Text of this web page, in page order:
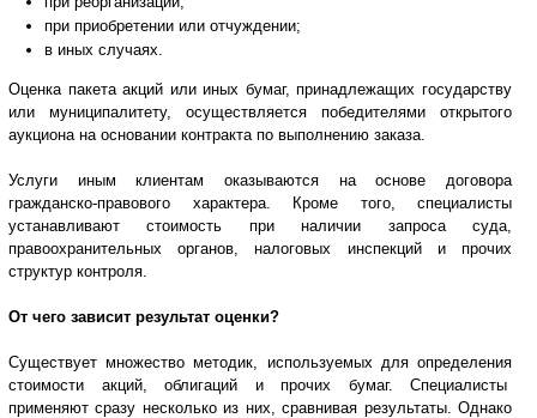
при приобретении или отчуждении;
в иных случаях.
Оценка пакета акций или иных бумаг, принадлежащих государству
или муниципалитету, осуществляется победителями открытого
аукциона на основании контракта по выполнению заказа.
Услуги иным клиентам оказываются на основе договора
гражданско-правового характера. Кроме того, специалисты
устанавливают стоимость при наличии запроса суда,
правоохранительных органов, налоговых инспекций и прочих
структур контроля.
От чего зависит результат оценки?
Существует множество методик, используемых для определения
стоимости акций, облигаций и прочих бумаг. Специалисты
применяют сразу несколько из них, сравнивая результаты. Однако